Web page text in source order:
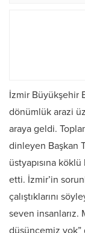
İzmir Büyükşehir
dönümlük arazi
araya geldi.
dinleyen Başkan
üstyapısına
etti. İzmir’in
çalıştıklarını
seven